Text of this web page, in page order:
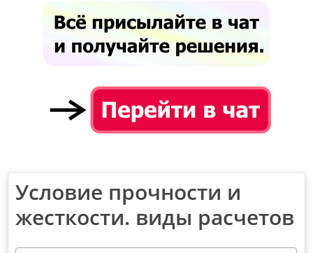
Условие прочности и
жесткости. виды расчетов